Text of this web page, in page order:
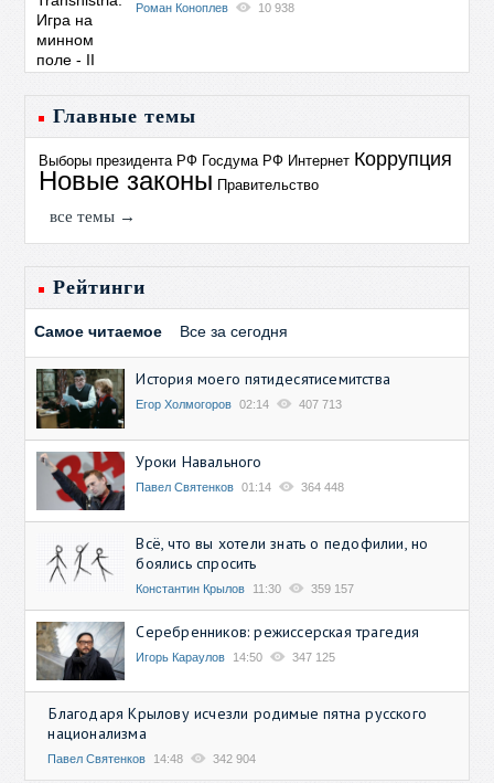
Роман Коноплев 10 938
Главные темы
Выборы президента РФ Госдума РФ Интернет Коррупция
Новые законы Правительство
все темы →
Рейтинги
Самое читаемое Все за сегодня
История моего пятидесятисемитства
Егор Холмогоров 02:14 407 713
Уроки Навального
Павел Святенков 01:14 364 448
Всё, что вы хотели знать о педофилии, но
боялись спросить
Константин Крылов 11:30 359 157
Серебренников: режиссерская трагедия
Игорь Караулов 14:50 347 125
Благодаря Крылову исчезли родимые пятна русского
национализма
Павел Святенков 14:48 342 904